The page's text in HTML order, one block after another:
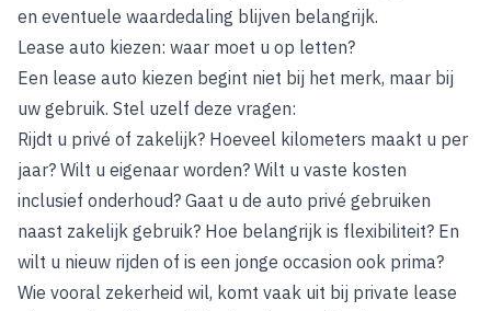
en eventuele waardedaling blijven belangrijk.
Lease auto kiezen: waar moet u op letten?
Een lease auto kiezen begint niet bij het merk, maar bij
uw gebruik. Stel uzelf deze vragen:
Rijdt u privé of zakelijk? Hoeveel kilometers maakt u per
jaar? Wilt u eigenaar worden? Wilt u vaste kosten
inclusief onderhoud? Gaat u de auto privé gebruiken
naast zakelijk gebruik? Hoe belangrijk is flexibiliteit? En
wilt u nieuw rijden of is een jonge occasion ook prima?
Wie vooral zekerheid wil, komt vaak uit bij private lease